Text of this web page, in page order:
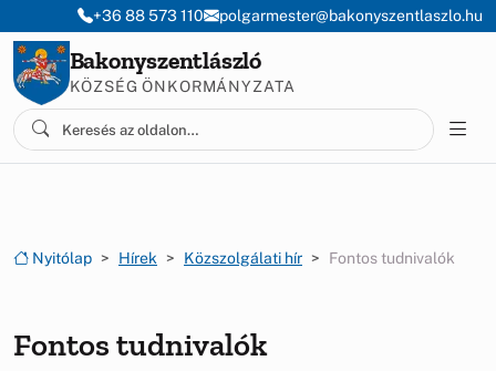
Ugrás a menüre
Ugrás a tartalomra
+36 88 573 110 polgarmester@bakonyszentlaszlo.hu
Bakonyszentlászló
KÖZSÉG ÖNKORMÁNYZATA
Nyitólap Hírek Közszolgálati hír Fontos tudnivalók
Fontos tudnivalók